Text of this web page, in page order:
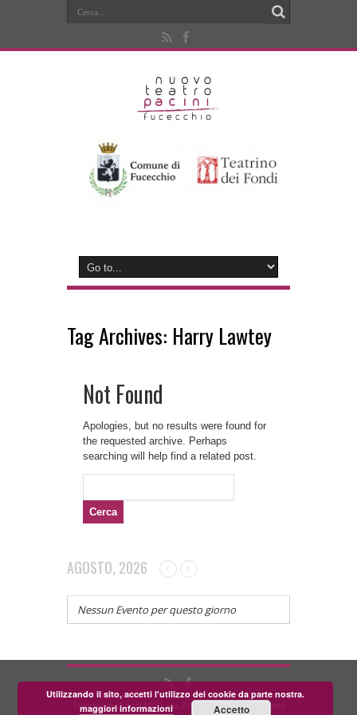
Tag Archives: Harry Lawtey
Not Found
Apologies, but no results were found for
the requested archive. Perhaps
searching will help find a related post.
AGOSTO, 2026
Nessun Evento per questo giorno
Teatrino dei Fondi APS - via Zara, 58 56024 Corazzano
Utilizzando il sito, accetti l'utilizzo dei cookie da parte nostra.
maggiori informazioni
Accetto